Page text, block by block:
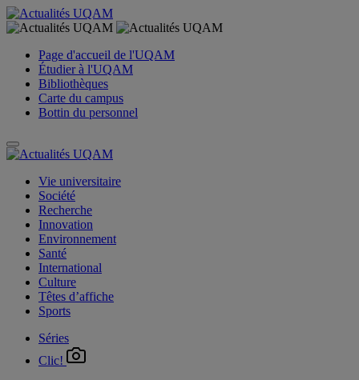
Page d'accueil de l'UQAM
Étudier à l'UQAM
Bibliothèques
Carte du campus
Bottin du personnel
Vie universitaire
Société
Recherche
Innovation
Environnement
Santé
International
Culture
Têtes d’affiche
Sports
Séries
Clic!